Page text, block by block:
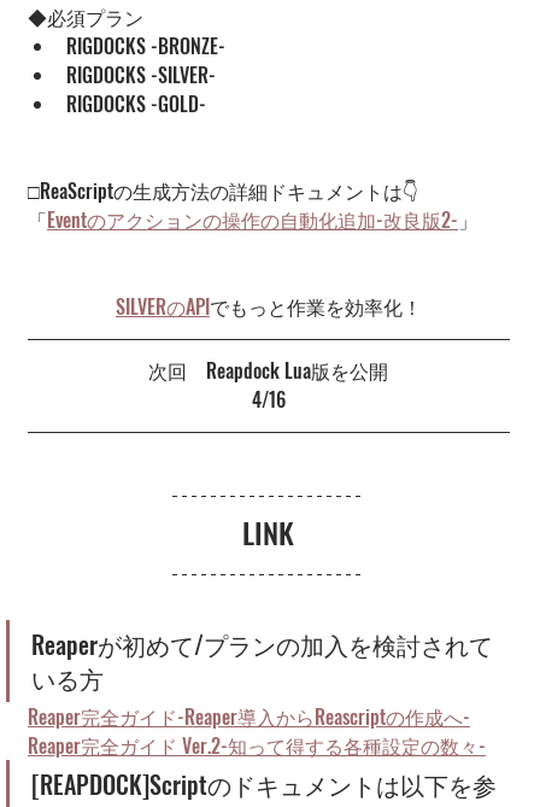
◆必須プラン
RIGDOCKS -BRONZE-
RIGDOCKS -SILVER-
RIGDOCKS -GOLD-
□ReaScriptの生成方法の詳細ドキュメントは👇
「Eventのアクションの操作の自動化追加-改良版2- 」
SILVERのAPIでもっと作業を効率化！
次回　Reapdock Lua版を公開
4/16
LINK
Reaperが初めて/プランの加入を検討されて
いる方
Reaper完全ガイド-Reaper導入からReascriptの作成へ-
Reaper完全ガイド Ver.2-知って得する各種設定の数々-
[REAPDOCK]Scriptのドキュメントは以下を参